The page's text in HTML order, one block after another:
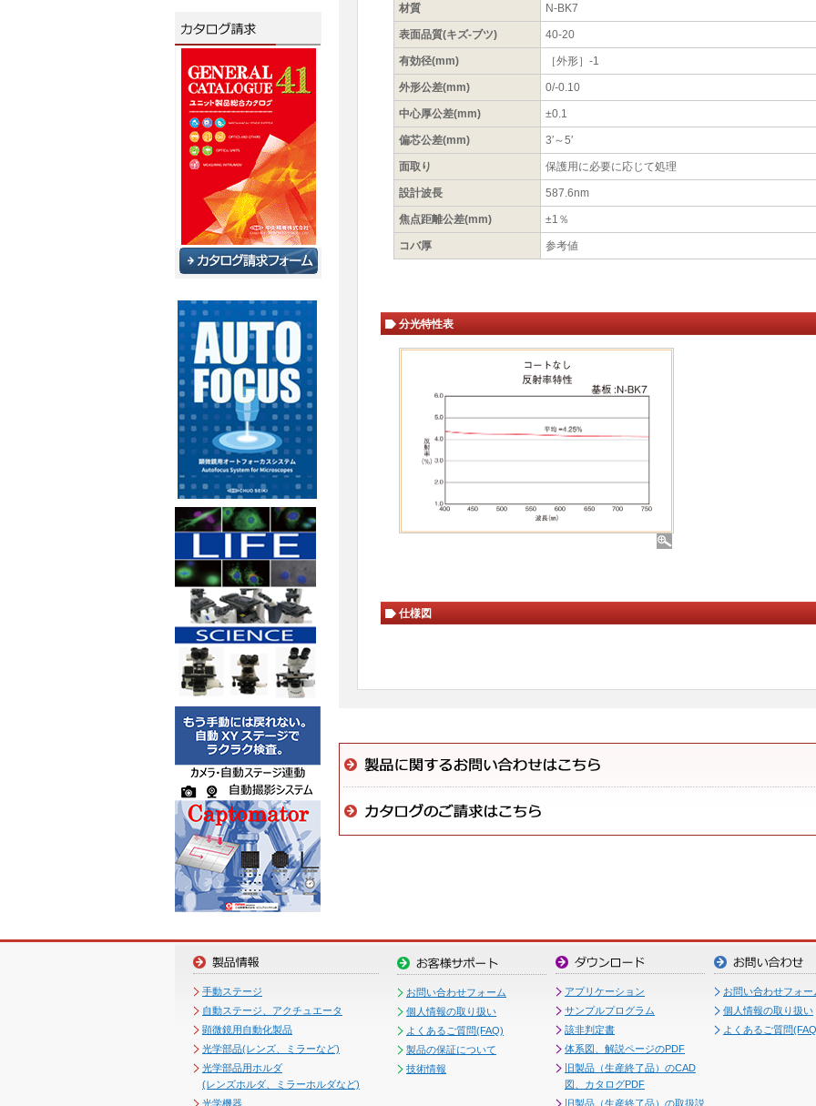
材質 N-BK7
表面品質(キズ-ブツ) 40-20
有効径(mm) ［外形］-1
外形公差(mm) 0/-0.10
中心厚公差(mm) ±0.1
偏芯公差(mm) 3′～5′
面取り 保護用に必要に応じて処理
設計波長 587.6nm
焦点距離公差(mm) ±1％
コバ厚 参考値
分光特性表
仕様図
手動ステージ
自動ステージ、アクチュエータ
顕微鏡用自動化製品
光学部品(レンズ、ミラーなど)
光学部品用ホルダ
(レンズホルダ、ミラーホルダなど)
光学機器
お問い合わせフォーム
個人情報の取り扱い
よくあるご質問(FAQ)
製品の保証について
技術情報
アプリケーション
サンプルプログラム
該非判定書
体系図、解説ページのPDF
旧製品（生産終了品）のCAD
図、カタログPDF
旧製品（生産終了品）の取扱説
お問い合わせフォー
個人情報の取り扱い
よくあるご質問